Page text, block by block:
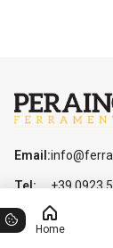
Home
Email:
Tel:
Sede:
+39 0923
Via
INFORMAZIONI